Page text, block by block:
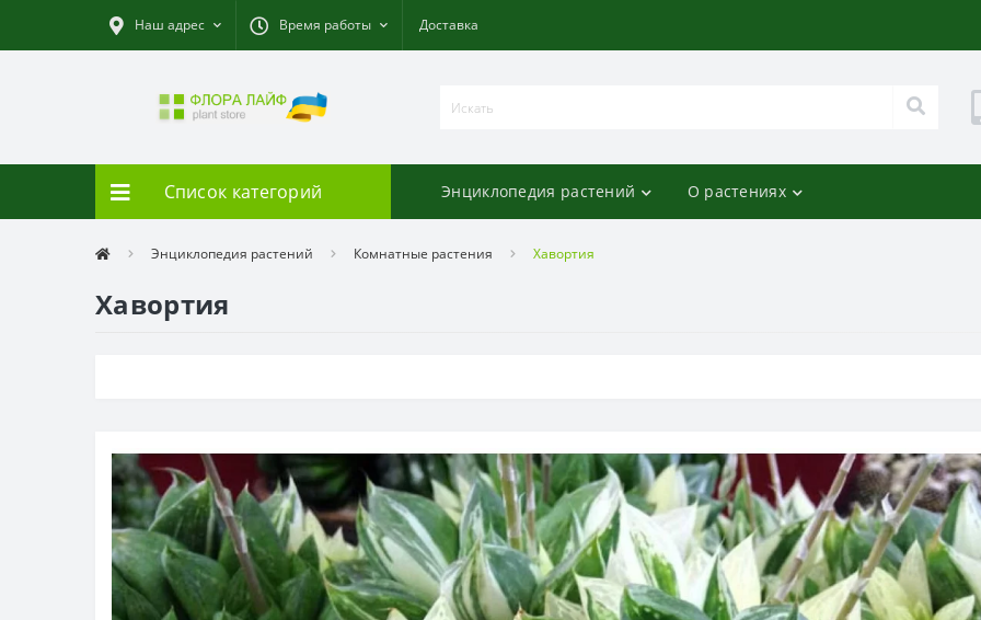
Наш адрес Время работы Доставка
Список категорий Энциклопедия растений О растениях
Энциклопедия растений Комнатные растения Хавортия
Хавортия